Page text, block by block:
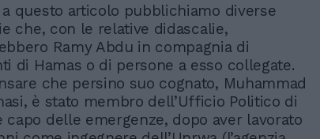
questo articolo pubblichiamo diverse
che, con le relative didascalie,
Ramy Abdu in compagnia di
di Hamas o di persone a esso collegate.
che persino suo cognato, Muhammad
è stato membro dell’Ufficio Politico di
capo delle emergenze, dopo aver lavorato